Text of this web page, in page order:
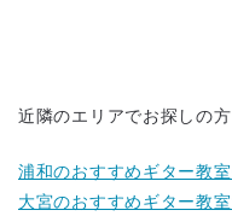
近隣のエリアでお探しの
浦和のおすすめギター教
大宮のおすすめギター教